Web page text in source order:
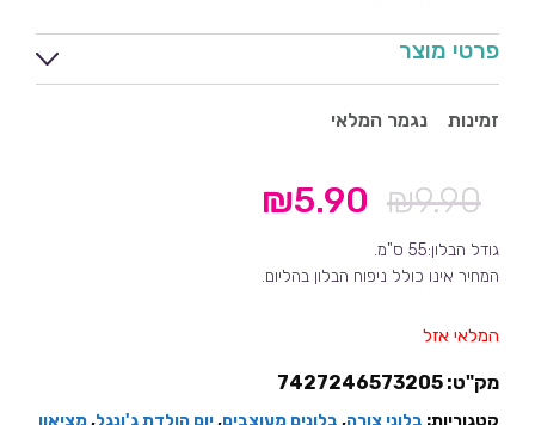
פרטי מוצר
זמינות נגמר המלאי
₪9.90
המחיר
היה:
₪5.90
גודל הבלון:55 ס"מ.
המחיר אינו כולל ניפוח הבלון בהליום.
המלאי אזל
מק"ט: 7427246573205
קטגוריות: בלוני צורה, בלונים מעוצבים,יום הולדת ג'ונגל,מציאון